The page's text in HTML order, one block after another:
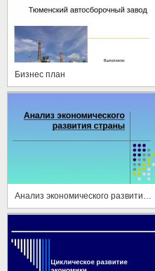
Бизнес план